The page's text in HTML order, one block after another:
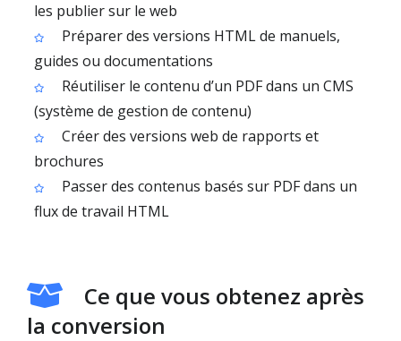
les publier sur le web
Préparer des versions HTML de manuels,
guides ou documentations
Réutiliser le contenu d’un PDF dans un CMS
(système de gestion de contenu)
Créer des versions web de rapports et
brochures
Passer des contenus basés sur PDF dans un
flux de travail HTML
Ce que vous obtenez après
la conversion